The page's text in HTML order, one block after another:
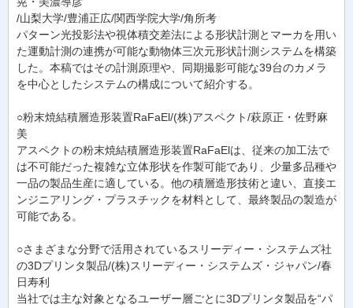
/山梨大学/豊浦正広/関西学院大学/角所考
パターン光投影法や視体積交差法による形状計測とマーカを用い
た運動計測の連携が可能な動物体三次元形状計測システムを構築
した。本稿ではその計測原理や、同期撮影可能な39台のカメラ
を中心としたシステムの構成について紹介する。
○粉末焼結積層造形装置RaFaEl/(株)アスペクト/萩原正・佐野麻
美
アスペクトの粉末焼結積層造形装置RaFaElは、従来の加工法で
は不可能だった複雑な立体形状を作製可能であり、少量多品種や
一品の製品生産に適している。他の積層造形技術と違い、直接エ
ンジニアリング・プラスチックを材料として、最終製品の製造が
可能である。
○さまざまな分野で活用されているスリーディー・システムズ社
の3Dプリンタ製品/(株)スリーディー・システムズ・ジャパン/春
日寿利
当社では主な対象となるユーザー層ごとに3Dプリンタ製品を“パ